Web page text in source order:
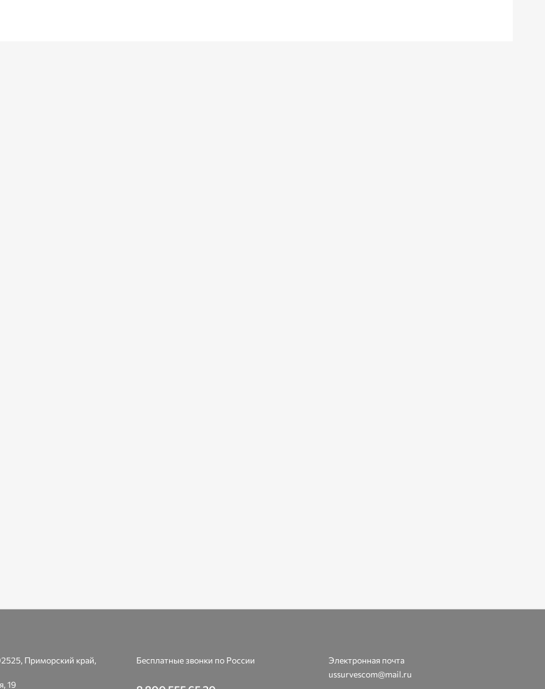
Приморский край,
19
Бесплатные звонки по России
Электронная почта
ussurvescom@mail.ru